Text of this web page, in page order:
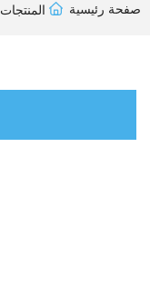
صفحة رئيسية المنتجات